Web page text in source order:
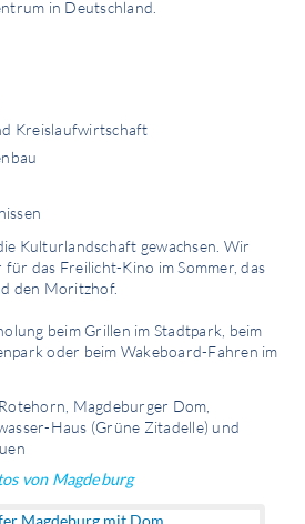
in Deutschland.
Kreislaufwirtschaft
Kulturlandschaft gewachsen. Wir
für das Freilicht-Kino im Sommer, das
den Moritzhof.
beim Grillen im Stadtpark, beim
oder beim Wakeboard-Fahren im
Magdeburger Dom,
Haus (Grüne Zitadelle) und
von Magdeburg